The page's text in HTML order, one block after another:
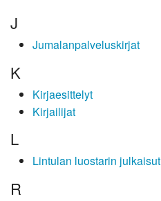
J
Jumalanpalveluskirjat
K
Kirjaesittelyt
Kirjailijat
L
Lintulan luostarin julkaisut
R